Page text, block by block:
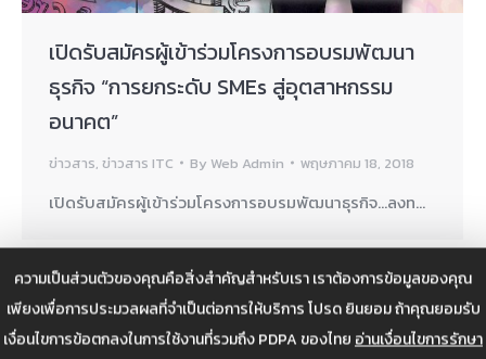
ความเป็นส่วนตัวของคุณคือสิ่งสำคัญสำหรับเรา เราต้องการข้อมูลของคุณ
เพียงเพื่อการประมวลผลที่จำเป็นต่อการให้บริการ โปรด ยินยอม ถ้าคุณยอมรับ
เงื่อนไขการข้อตกลงในการใช้งานที่รวมถึง PDPA ของไทย อ่านเงื่อนไขการรักษา
เปิดรับสมัครผู้เข้าร่วมโครงการอบรมพัฒนา
ธุรกิจ “การยกระดับ SMEs สู่อุตสาหกรรม
อนาคต”
ข่าวสาร, ข่าวสาร ITC By Web Admin พฤษภาคม 18, 2018
เปิดรับสมัครผู้เข้าร่วมโครงการอบรมพัฒนาธุรกิจ…ลงท…